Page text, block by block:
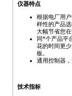
仪器特点
根据电厂用
样性的产品
大幅节省您
同*个产品平
花的时间更
板。
通用控制器
技术指标